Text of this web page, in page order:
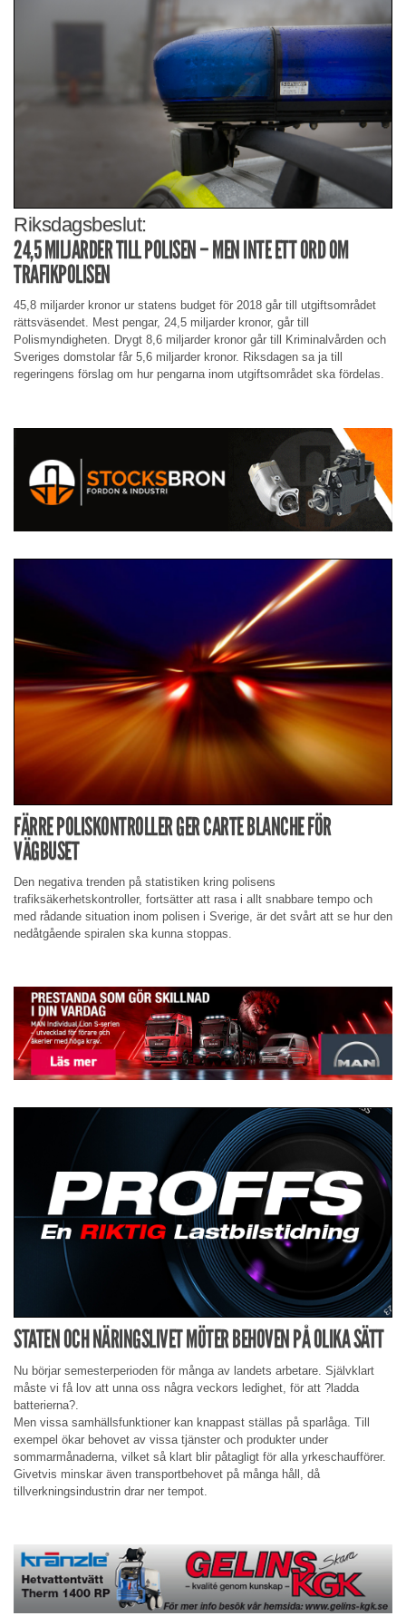
Riksdagsbeslut:
24,5 MILJARDER TILL POLISEN – MEN INTE ETT ORD OM
TRAFIKPOLISEN
45,8 miljarder kronor ur statens budget för 2018 går till utgiftsområdet
rättsväsendet. Mest pengar, 24,5 miljarder kronor, går till
Polismyndigheten. Drygt 8,6 miljarder kronor går till Kriminalvården och
Sveriges domstolar får 5,6 miljarder kronor. Riksdagen sa ja till
regeringens förslag om hur pengarna inom utgiftsområdet ska fördelas.
FÄRRE POLISKONTROLLER GER CARTE BLANCHE FÖR
VÄGBUSET
Den negativa trenden på statistiken kring polisens
trafiksäkerhetskontroller, fortsätter att rasa i allt snabbare tempo och
med rådande situation inom polisen i Sverige, är det svårt att se hur den
nedåtgående spiralen ska kunna stoppas.
STATEN OCH NÄRINGSLIVET MÖTER BEHOVEN PÅ OLIKA SÄTT
Nu börjar semesterperioden för många av landets arbetare. Självklart
måste vi få lov att unna oss några veckors ledighet, för att ?ladda
batterierna?.
Men vissa samhällsfunktioner kan knappast ställas på sparlåga. Till
exempel ökar behovet av vissa tjänster och produkter under
sommarmånaderna, vilket så klart blir påtagligt för alla yrkeschaufförer.
Givetvis minskar även transportbehovet på många håll, då
tillverkningsindustrin drar ner tempot.